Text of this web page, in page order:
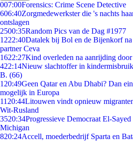
007:00Forensics: Crime Scene Detective
606:40Zorgmedewerkster die 's nachts
ontslagen
2500:35Random Pics van de Dag #1977
1222:40Datalek bij Bol en de Bijenkorf
partner Ceva
1622:27Kind overleden na aanrijding
422:14Nieuw slachtoffer in
B. (66)
1 20:49Geen Qatar en Abu Dhabi? Dan
mogelijk in Europa
11 20:44Litouwen vindt opnieuw
Wit-Rusland
3520:34Progressieve Democraat El-
Michigan
820:24Accell, moederbedrijf Sparta en